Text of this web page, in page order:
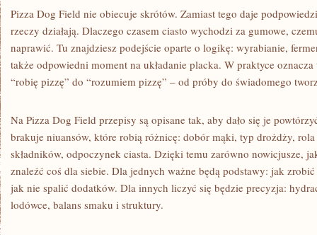
Pizza Dog Field nie obiecuje skrótów. Zamiast tego daje
rzeczy działają. Dlaczego czasem ciasto wychodzi za gumowe,
naprawić. Tu znajdziesz podejście oparte o logikę: wyrabianie,
także odpowiedni moment na układanie placka. W praktyce
“robię pizzę” do “rozumiem pizzę” – od próby do świadomego
Na Pizza Dog Field przepisy są opisane tak, aby dało się je
brakuje niuansów, które robią różnicę: dobór mąki, typ drożdży,
składników, odpoczynek ciasta. Dzięki temu zarówno nowicjusze,
znaleźć coś dla siebie. Dla jednych ważne będą podstawy: jak
jak nie spalić dodatków. Dla innych liczyć się będzie precyzja:
lodówce, balans smaku i struktury.